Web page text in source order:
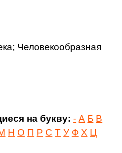
Человекообразная
на букву: - А Б В
Н О П Р С Т У Ф Х Ц